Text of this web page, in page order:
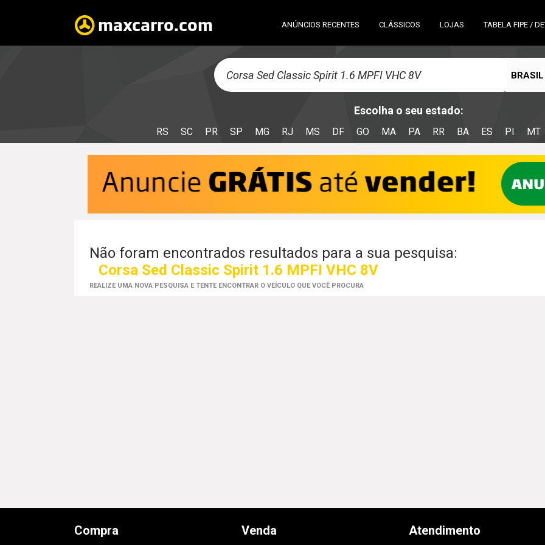
ANÚNCIOS RECENTES CLÁSSICOS LOJAS TABELA FIPE /
BRASIL
Escolha o seu estado:
RS SC PR SP MG RJ MS DF GO MA PA RR BA ES PI MT
Não foram encontrados resultados para a sua pesquisa:
Corsa Sed Classic Spirit 1.6 MPFI VHC 8V
REALIZE UMA NOVA PESQUISA E TENTE ENCONTRAR O VEÍCULO QUE VOCÊ PROCURA
Compra Venda Atendimento